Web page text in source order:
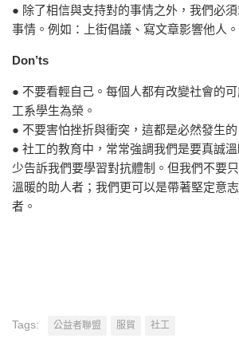
● 除了相信與支持對的事情之外，我們必
事情。例如：上街倡議、寫文章影響他人。
Don’ts
● 不要看輕自己。每個人都有改變社會的
工系學生為榮。
● 不要害怕挫折與衝突，這都是必然發生的
● 社工的教育中，常常強調我們是要真誠
少告訴我們要學習對抗體制。但我們不要
溫暖的助人者；我們更可以是帶著堅定意
者。
Tags: 公益者聯盟 服貿 社工